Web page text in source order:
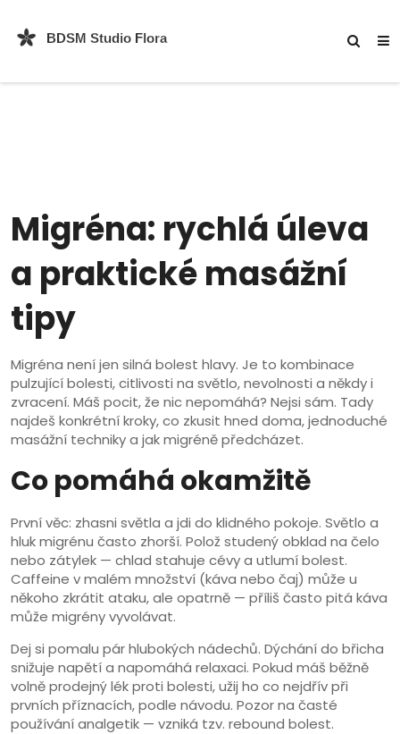
Migréna: rychlá úleva
a praktické masážní
tipy
Migréna není jen silná bolest hlavy. Je to kombinace
pulzující bolesti, citlivosti na světlo, nevolnosti a někdy i
zvracení. Máš pocit, že nic nepomáhá? Nejsi sám. Tady
najdeš konkrétní kroky, co zkusit hned doma, jednoduché
masážní techniky a jak migréně předcházet.
Co pomáhá okamžitě
První věc: zhasni světla a jdi do klidného pokoje. Světlo a
hluk migrénu často zhorší. Polož studený obklad na čelo
nebo zátylek — chlad stahuje cévy a utlumí bolest.
Caffeine v malém množství (káva nebo čaj) může u
někoho zkrátit ataku, ale opatrně — příliš často pitá káva
může migrény vyvolávat.
Dej si pomalu pár hlubokých nádechů. Dýchání do břicha
snižuje napětí a napomáhá relaxaci. Pokud máš běžně
volně prodejný lék proti bolesti, užij ho co nejdřív při
prvních příznacích, podle návodu. Pozor na časté
používání analgetik — vzniká tzv. rebound bolest.